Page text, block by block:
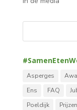
Asperges
Ens
FAQ
Poeldijk
Prijzen